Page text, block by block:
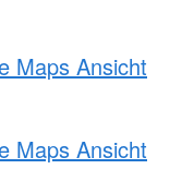
Maps Ansicht
Maps Ansicht